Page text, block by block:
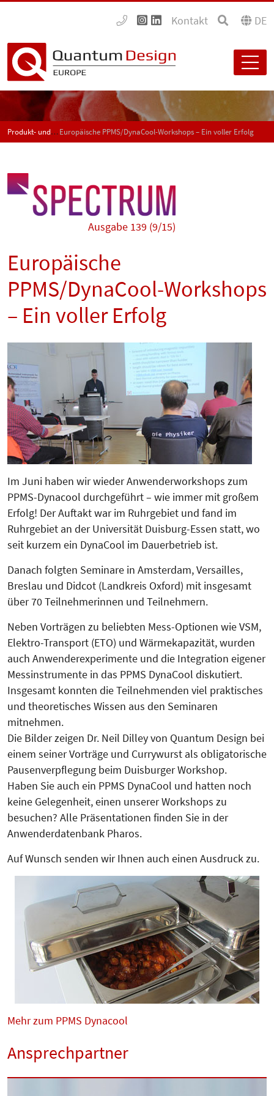
Kontakt DE
Produkt- und Anwendungsneuigkeiten - SPECTRUMEuropäische PPMS/DynaCool-Workshops – Ein voller Erfolg
Ausgabe 139 (9/15)
Europäische
PPMS/DynaCool-Workshops
– Ein voller Erfolg
Im Juni haben wir wieder Anwender­workshops zum
PPMS-Dynacool durch­­geführt – wie immer mit großem
Erfolg! Der Auftakt war im Ruhrgebiet und fand im
Ruhrgebiet an der Universität Duisburg-Essen statt, wo
seit kurzem ein DynaCool im Dauerbetrieb ist.
Danach folgten Seminare in Amster­dam, Versailles,
Breslau und Didcot (Land­kreis Oxford) mit insgesamt
über 70 Teilnehmerinnen und Teilnehmern.
Neben Vorträgen zu beliebten Mess-Optionen wie VSM,
Elektro-Transport (ETO) und Wärmekapazität, wurden
auch Anwen­derexperimente und die Integration eigener
Messinstrumente in das PPMS DynaCool diskutiert.
Insgesamt konnten die Teilnehmenden viel praktisches
und theoretisches Wis­sen aus den Seminaren
mitnehmen.
Die Bilder zeigen Dr. Neil Dilley von Quantum Design bei
einem seiner Vorträge und Currywurst als obligatorische
Pausenverpflegung beim Duisburger Workshop.
Haben Sie auch ein PPMS DynaCool und hatten noch
keine Gelegenheit, einen unserer Workshops zu
besuchen? Alle Präsentationen finden Sie in der
Anwenderdatenbank Pharos.
Auf Wunsch senden wir Ihnen auch einen Aus­­druck zu.
Mehr zum PPMS Dynacool
Ansprechpartner